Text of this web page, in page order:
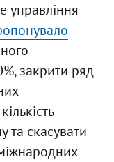
управління
закрити ряд
та скасувати